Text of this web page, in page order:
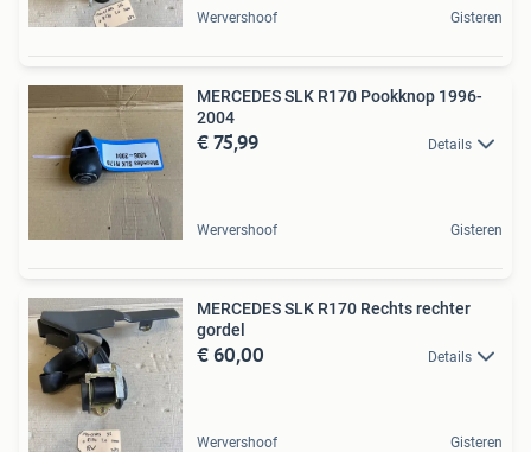
Wervershoof Gisteren
MERCEDES SLK R170 Pookknop 1996-
2004
€ 75,99 Details
Wervershoof Gisteren
MERCEDES SLK R170 Rechts rechter
gordel
€ 60,00 Details
Wervershoof Gisteren